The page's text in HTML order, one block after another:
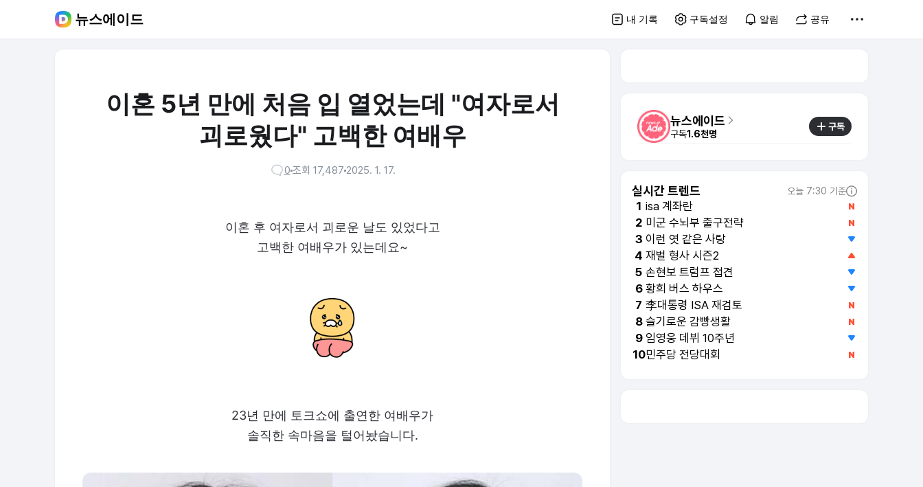
뉴스에이드 내 기록 구독설정 알림 공유
이혼 5년 만에 처음 입 열었는데 "여자로서
괴로웠다" 고백한 여배우
0조회 17,4872025. 1. 17.
이혼 후 여자로서 괴로운 날도 있었다고
고백한 여배우가 있는데요~
23년 만에 토크쇼에 출연한 여배우가
솔직한 속마음을 털어놨습니다.
뉴스에이드
구독1.6천명
구독
실시간 트렌드 오늘 7:30 기준
1 isa 계좌란
2 미군 수뇌부 출구전략
4 재벌 형사 시즌2
5 손현보 트럼프 접견
6 황희 버스 하우스
7 李대통령 ISA 재검토
8 슬기로운 감빵생활
9 임영웅 데뷔 10주년
10민주당 전당대회